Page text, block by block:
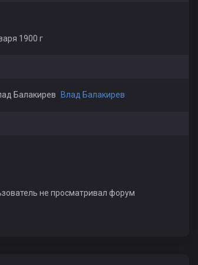
1900 г
Влад Балакирев
не просматривал форум